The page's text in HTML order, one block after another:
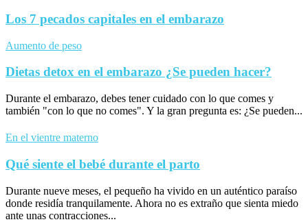
Los 7 pecados capitales en el embarazo
Aumento de peso
Dietas detox en el embarazo ¿Se pueden hacer?
Durante el embarazo, debes tener cuidado con lo que comes y
también "con lo que no comes". Y la gran pregunta es: ¿Se pueden...
En el vientre materno
Qué siente el bebé durante el parto
Durante nueve meses, el pequeño ha vivido en un auténtico paraíso
donde residía tranquilamente. Ahora no es extraño que sienta miedo
ante unas contracciones...